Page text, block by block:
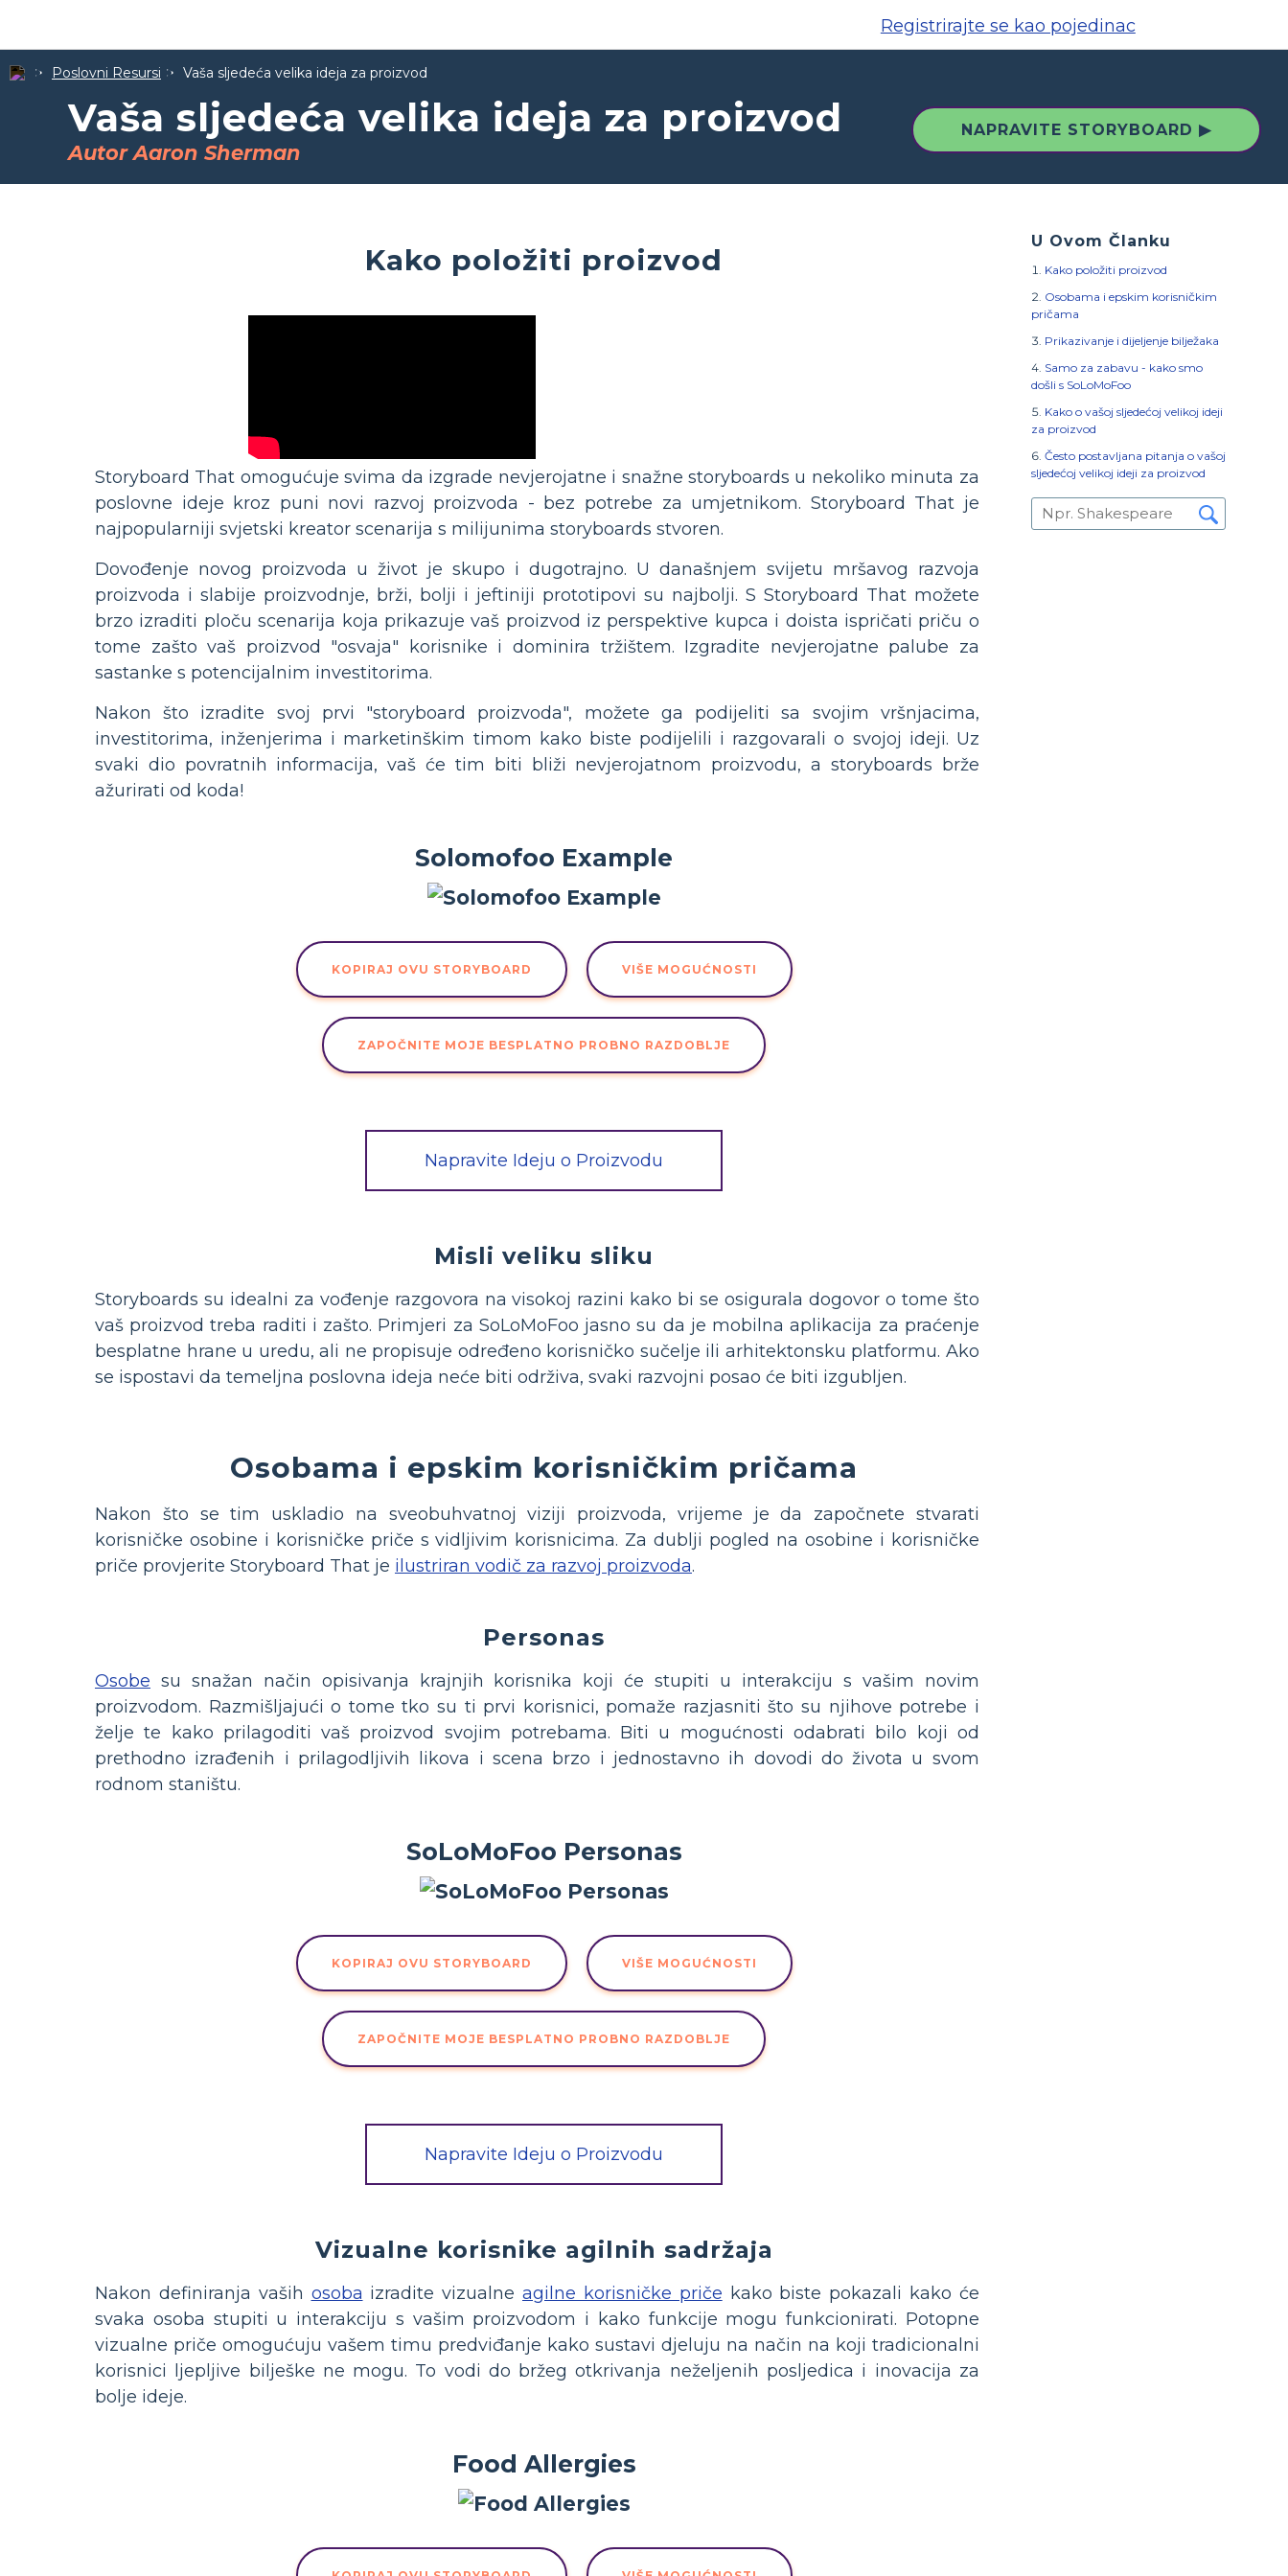
Registrirajte se kao pojedinac
Poslovni Resursi Vaša sljedeća velika ideja za proizvod
Vaša sljedeća velika ideja za proizvod
Autor Aaron Sherman
NAPRAVITE STORYBOARD ▶
U Ovom Članku
Kako položiti proizvod
Osobama i epskim korisničkim
pričama
Prikazivanje i dijeljenje bilježaka
Samo za zabavu - kako smo
došli s SoLoMoFoo
Kako o vašoj sljedećoj velikoj ideji
za proizvod
Često postavljana pitanja o vašoj
sljedećoj velikoj ideji za proizvod
Kako položiti proizvod
Storyboard That omogućuje svima da izgrade nevjerojatne i snažne storyboards u nekoliko minuta za
poslovne ideje kroz puni novi razvoj proizvoda - bez potrebe za umjetnikom. Storyboard That je
najpopularniji svjetski kreator scenarija s milijunima storyboards stvoren.
Dovođenje novog proizvoda u život je skupo i dugotrajno. U današnjem svijetu mršavog razvoja
proizvoda i slabije proizvodnje, brži, bolji i jeftiniji prototipovi su najbolji. S Storyboard That možete
brzo izraditi ploču scenarija koja prikazuje vaš proizvod iz perspektive kupca i doista ispričati priču o
tome zašto vaš proizvod "osvaja" korisnike i dominira tržištem. Izgradite nevjerojatne palube za
sastanke s potencijalnim investitorima.
Nakon što izradite svoj prvi "storyboard proizvoda", možete ga podijeliti sa svojim vršnjacima,
investitorima, inženjerima i marketinškim timom kako biste podijelili i razgovarali o svojoj ideji. Uz
svaki dio povratnih informacija, vaš će tim biti bliži nevjerojatnom proizvodu, a storyboards brže
ažurirati od koda!
Solomofoo Example
KOPIRAJ OVU STORYBOARD VIŠE MOGUĆNOSTI
ZAPOČNITE MOJE BESPLATNO PROBNO RAZDOBLJE
Napravite Ideju o Proizvodu
Misli veliku sliku
Storyboards su idealni za vođenje razgovora na visokoj razini kako bi se osigurala dogovor o tome što
vaš proizvod treba raditi i zašto. Primjeri za SoLoMoFoo jasno su da je mobilna aplikacija za praćenje
besplatne hrane u uredu, ali ne propisuje određeno korisničko sučelje ili arhitektonsku platformu. Ako
se ispostavi da temeljna poslovna ideja neće biti održiva, svaki razvojni posao će biti izgubljen.
Osobama i epskim korisničkim pričama
Nakon što se tim uskladio na sveobuhvatnoj viziji proizvoda, vrijeme je da započnete stvarati
korisničke osobine i korisničke priče s vidljivim korisnicima. Za dublji pogled na osobine i korisničke
priče provjerite Storyboard That je ilustriran vodič za razvoj proizvoda.
Personas
Osobe su snažan način opisivanja krajnjih korisnika koji će stupiti u interakciju s vašim novim
proizvodom. Razmišljajući o tome tko su ti prvi korisnici, pomaže razjasniti što su njihove potrebe i
želje te kako prilagoditi vaš proizvod svojim potrebama. Biti u mogućnosti odabrati bilo koji od
prethodno izrađenih i prilagodljivih likova i scena brzo i jednostavno ih dovodi do života u svom
rodnom staništu.
SoLoMoFoo Personas
KOPIRAJ OVU STORYBOARD VIŠE MOGUĆNOSTI
ZAPOČNITE MOJE BESPLATNO PROBNO RAZDOBLJE
Napravite Ideju o Proizvodu
Vizualne korisnike agilnih sadržaja
Nakon definiranja vaših osoba izradite vizualne agilne korisničke priče kako biste pokazali kako će
svaka osoba stupiti u interakciju s vašim proizvodom i kako funkcije mogu funkcionirati. Potopne
vizualne priče omogućuju vašem timu predviđanje kako sustavi djeluju na način na koji tradicionalni
korisnici ljepljive bilješke ne mogu. To vodi do bržeg otkrivanja neželjenih posljedica i inovacija za
bolje ideje.
Food Allergies